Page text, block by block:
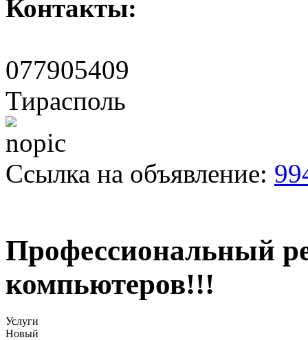
Контакты:
077905409
Тирасполь
Ссылка на объявление:
Профессиональный
компьютеров!!!
Услуги
Новый